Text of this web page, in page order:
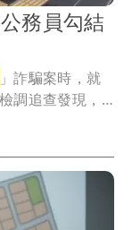
務員勾結
」詐騙案時，就
調追查發現，